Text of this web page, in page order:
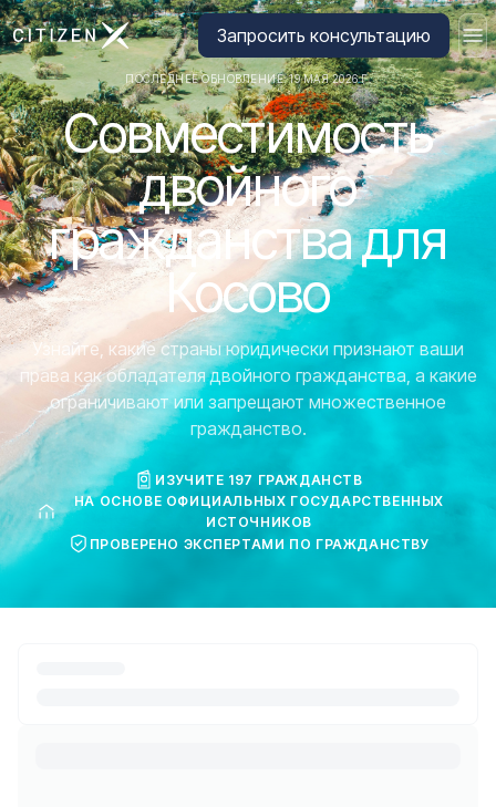
Перейти на главную страницу CitizenX
Запросить консультацию
ПОСЛЕДНЕЕ ОБНОВЛЕНИЕ: 19 МАЯ 2026 Г.
Совместимость
двойного
гражданства для
Косово
Узнайте, какие страны юридически признают ваши
права как обладателя двойного гражданства, а какие
ограничивают или запрещают множественное
гражданство.
ИЗУЧИТЕ 197 ГРАЖДАНСТВ
НА ОСНОВЕ ОФИЦИАЛЬНЫХ ГОСУДАРСТВЕННЫХ
ИСТОЧНИКОВ
ПРОВЕРЕНО ЭКСПЕРТАМИ ПО ГРАЖДАНСТВУ